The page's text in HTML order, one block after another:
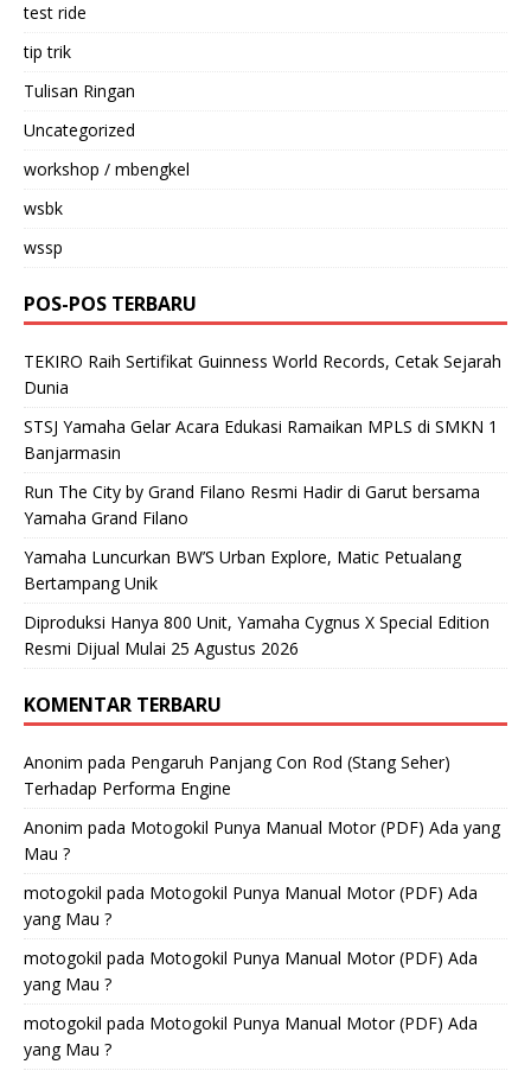
test ride
tip trik
Tulisan Ringan
Uncategorized
workshop / mbengkel
wsbk
wssp
POS-POS TERBARU
TEKIRO Raih Sertifikat Guinness World Records, Cetak Sejarah
Dunia
STSJ Yamaha Gelar Acara Edukasi Ramaikan MPLS di SMKN 1
Banjarmasin
Run The City by Grand Filano Resmi Hadir di Garut bersama
Yamaha Grand Filano
Yamaha Luncurkan BW’S Urban Explore, Matic Petualang
Bertampang Unik
Diproduksi Hanya 800 Unit, Yamaha Cygnus X Special Edition
Resmi Dijual Mulai 25 Agustus 2026
KOMENTAR TERBARU
Anonim pada Pengaruh Panjang Con Rod (Stang Seher)
Terhadap Performa Engine
Anonim pada Motogokil Punya Manual Motor (PDF) Ada yang
Mau ?
motogokil pada Motogokil Punya Manual Motor (PDF) Ada
yang Mau ?
motogokil pada Motogokil Punya Manual Motor (PDF) Ada
yang Mau ?
motogokil pada Motogokil Punya Manual Motor (PDF) Ada
yang Mau ?